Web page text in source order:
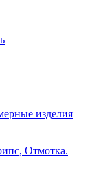
изделия
Отмотка.